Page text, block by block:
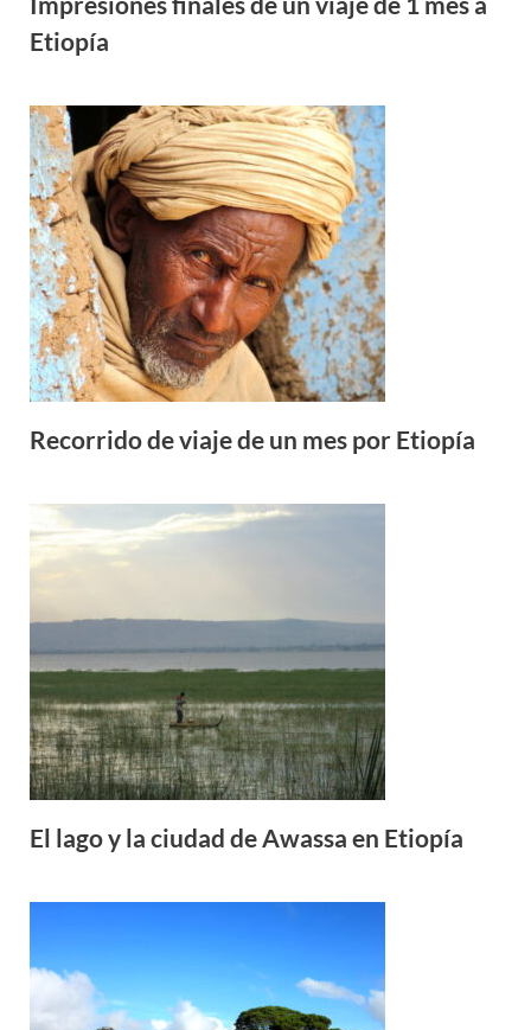
Etiopía
Recorrido de viaje de un mes por Etiopía
El lago y la ciudad de Awassa en Etiopía